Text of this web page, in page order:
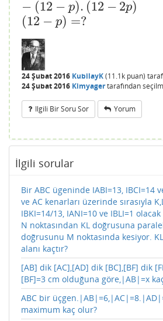
− (12 − p). (12 − 2p)
(12 − p) =?
(12− p)=?
24 Şubat 2016 KubilayK(11.1k puan)
24 Şubat 2016 Kimyagertarafından
Ilgili Bir Soru Sor Yorum
İlgili sorular
Bir ABC ügeninde IABI=13, IBCI=14
ve AC kenarları üzerinde sırasıyla
IBKI=14/13, IANI=10 ve IBLI=1
N noktasından KL doğrusuna
doğrusunu M noktasında kesiyor.
alanı kaçtır?
[AB] dik [AC],[AD] dik [BC],[BF] dik
[BF]=3 cm olduğuna göre,|AB|=x
ABC bir
maximum kaç olur?